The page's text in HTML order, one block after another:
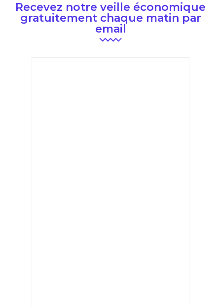
Recevez notre veille économique
gratuitement chaque matin par
email